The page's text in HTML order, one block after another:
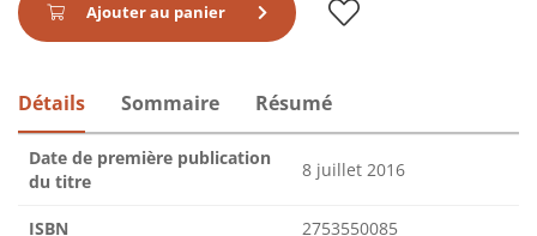
Ajouter au panier
Détails Sommaire Résumé
Date de première publication
du titre
8 juillet 2016
ISBN 2753550085